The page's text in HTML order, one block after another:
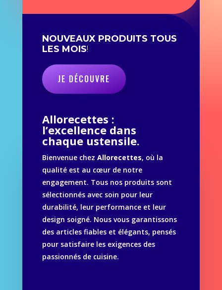
NOUVEAUX PRODUITS TOUS
LES MOIS!
JE DÉCOUVRE
Allorecettes :
l’excellence dans
chaque ustensile.
Bienvenue chez Allorecettes, où la
qualité est au cœur de notre
engagement. Tous nos produits sont
sélectionnés avec soin pour leur
durabilité, leur performance et leur
design soigné. Nous vous garantissons
des articles fiables et élégants, pensés
pour satisfaire les exigences des
passionnés de cuisine.